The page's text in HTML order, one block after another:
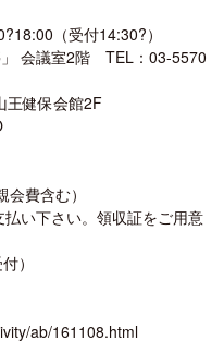
（受付14:30?）
会議室2階 TEL：03-5570
保会館2F
費含む）
さい。領収証をご用意
）
ab/161108.html